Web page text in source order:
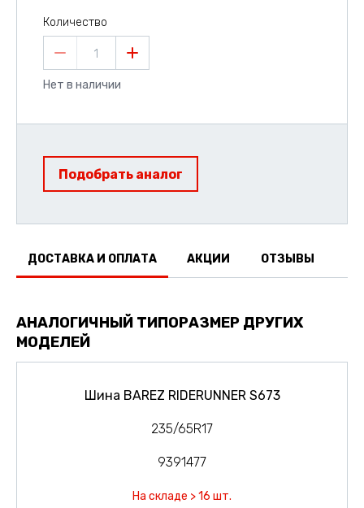
Количество
1
Нет в наличии
Подобрать аналог
ДОСТАВКА И ОПЛАТА АКЦИИ ОТЗЫВЫ
АНАЛОГИЧНЫЙ ТИПОРАЗМЕР ДРУГИХ
МОДЕЛЕЙ
Шина BAREZ RIDERUNNER S673
235/65R17
9391477
На складе > 16 шт.